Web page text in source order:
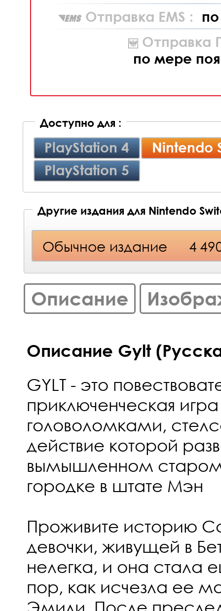
Отправка EMS :
Отправка
по мере
Доступно для :
PlayStation 4
Nintendo
PlayStation 5
Другие издания для Nintendo
Обычное издание 4
Описание
Описание Gylt
GYLT - это
приключенческая
головоломками,
действие которой
вымышленном
городке в штате Мэн
Проживите историю
девочки, живущей в
нелегка, и она стала
пор, как исчезла ее